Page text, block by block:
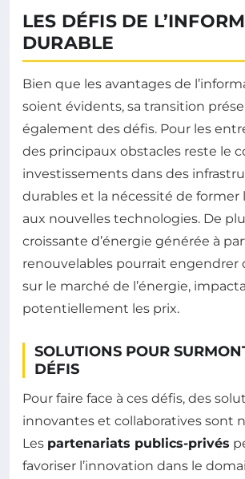
LES DÉFIS DE
DURABLE
Bien que les avantages de
soient évidents, sa transition
également des défis. Pour les
des principaux obstacles reste le
investissements dans des
durables et la nécessité de former
aux nouvelles technologies. De
croissante d’énergie générée à
renouvelables pourrait engendrer
sur le marché de l’énergie,
potentiellement les prix.
SOLUTIONS POUR
DÉFIS
Pour faire face à ces défis, des
innovantes et collaboratives sont
Les partenariats publics-privés
favoriser l’innovation dans le